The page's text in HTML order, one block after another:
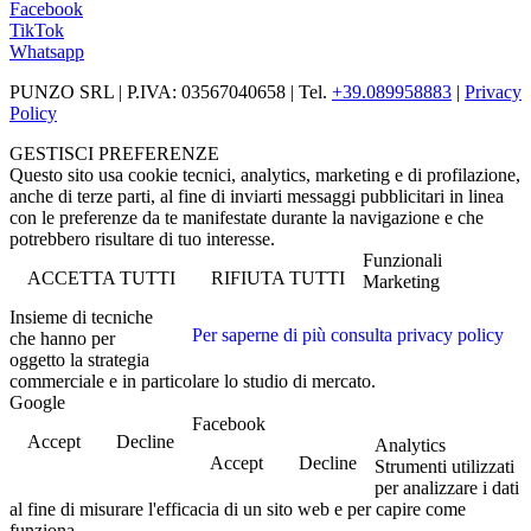
Facebook
TikTok
Whatsapp
PUNZO SRL | P.IVA: 03567040658 | Tel. +39.089958883 | Privacy
Policy
GESTISCI PREFERENZE
Questo sito usa cookie tecnici, analytics, marketing e di profilazione,
anche di terze parti, al fine di inviarti messaggi pubblicitari in linea
con le preferenze da te manifestate durante la navigazione e che
potrebbero risultare di tuo interesse.
ACCETTA TUTTI
RIFIUTA TUTTI
Per saperne di più consulta privacy policy
Funzionali
Marketing
Insieme di tecniche
che hanno per
oggetto la strategia
commerciale e in particolare lo studio di mercato.
Google
Accept
Decline
Facebook
Accept
Decline
Analytics
Strumenti utilizzati
per analizzare i dati
al fine di misurare l'efficacia di un sito web e per capire come